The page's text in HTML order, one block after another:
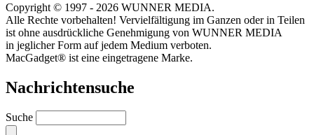
Copyright © 1997 - 2026 WUNNER MEDIA.
Alle Rechte vorbehalten! Vervielfältigung im Ganzen oder in Teilen
ist ohne ausdrückliche Genehmigung von WUNNER MEDIA
in jeglicher Form auf jedem Medium verboten.
MacGadget® ist eine eingetragene Marke.
Nachrichtensuche
Suche